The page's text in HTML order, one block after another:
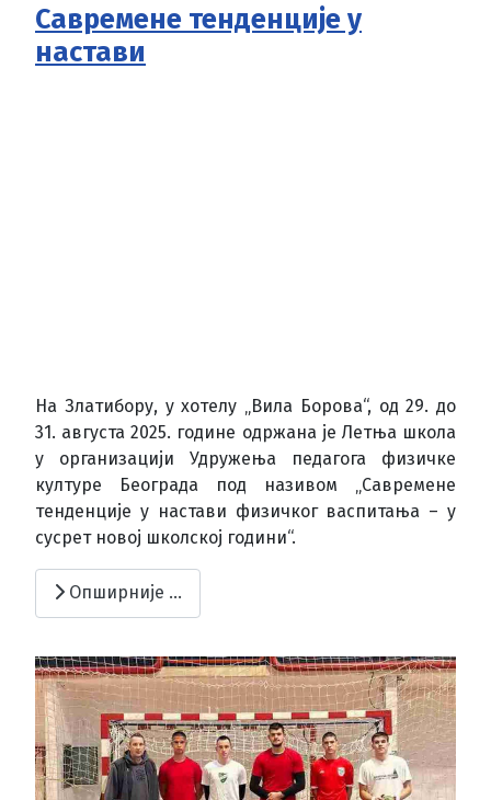
Савремене тенденције у
настави
На Златибору, у хотелу „Вила Борова“, од 29. до
31. августа 2025. године одржана је Летња школа
у организацији Удружења педагога физичке
културе Београда под називом „Савремене
тенденције у настави физичког васпитања – у
сусрет новој школској години“.
Опширније …